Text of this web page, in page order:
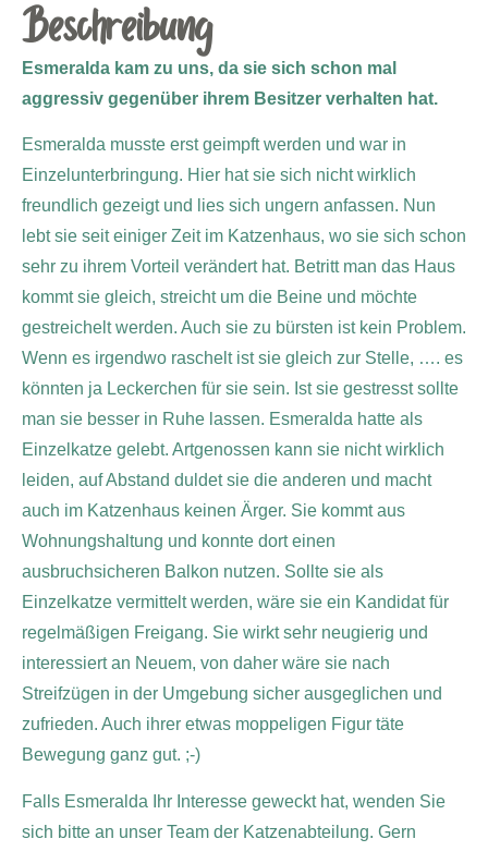
Beschreibung
Esmeralda kam zu uns, da sie sich schon mal
aggressiv gegenüber ihrem Besitzer verhalten hat.
Esmeralda musste erst geimpft werden und war in
Einzelunterbringung. Hier hat sie sich nicht wirklich
freundlich gezeigt und lies sich ungern anfassen. Nun
lebt sie seit einiger Zeit im Katzenhaus, wo sie sich schon
sehr zu ihrem Vorteil verändert hat. Betritt man das Haus
kommt sie gleich, streicht um die Beine und möchte
gestreichelt werden. Auch sie zu bürsten ist kein Problem.
Wenn es irgendwo raschelt ist sie gleich zur Stelle, …. es
könnten ja Leckerchen für sie sein. Ist sie gestresst sollte
man sie besser in Ruhe lassen. Esmeralda hatte als
Einzelkatze gelebt. Artgenossen kann sie nicht wirklich
leiden, auf Abstand duldet sie die anderen und macht
auch im Katzenhaus keinen Ärger. Sie kommt aus
Wohnungshaltung und konnte dort einen
ausbruchsicheren Balkon nutzen. Sollte sie als
Einzelkatze vermittelt werden, wäre sie ein Kandidat für
regelmäßigen Freigang. Sie wirkt sehr neugierig und
interessiert an Neuem, von daher wäre sie nach
Streifzügen in der Umgebung sicher ausgeglichen und
zufrieden. Auch ihrer etwas moppeligen Figur täte
Bewegung ganz gut. ;-)
Falls Esmeralda Ihr Interesse geweckt hat, wenden Sie
sich bitte an unser Team der Katzenabteilung. Gern